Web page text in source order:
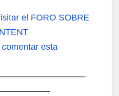
el FORO SOBRE
esta